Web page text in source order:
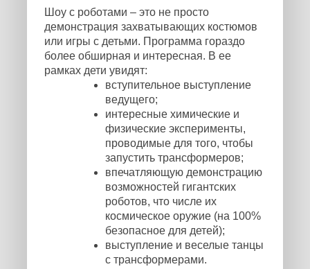
Шоу с роботами – это не просто
демонстрация захватывающих костюмов
или игры с детьми. Программа гораздо
более обширная и интересная. В ее
рамках дети увидят:
вступительное выступление
ведущего;
интересные химические и
физические эксперименты,
проводимые для того, чтобы
запустить трансформеров;
впечатляющую демонстрацию
возможностей гигантских
роботов, что числе их
космическое оружие (на 100%
безопасное для детей);
выступление и веселые танцы
с трансформерами.